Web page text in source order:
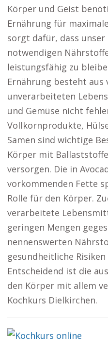
Körper und Geist
Ernährung für
sorgt dafür, dass
notwendigen
leistungsfähig zu
Ernährung besteht aus
unverarbeiteten
und Gemüse nicht
Vollkornprodukte,
Samen sind wichtige
Körper mit
versorgen. Die in
vorkommenden Fette
Rolle für den Körper.
verarbeitete
geringen Mengen
nennenswerten
gesundheitliche
Entscheidend ist die
den Körper mit allem
Kochkurs Dielkirchen.